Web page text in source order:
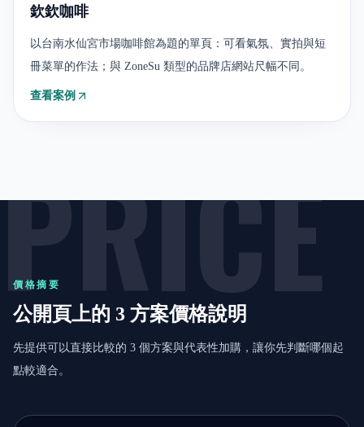
欽欽咖啡
以台南水仙宮市場咖啡館為題的單頁：可看氣氛、實拍與短
冊菜單的作法；與 ZoneSu 類型的品牌店網站尺幅不同。
查看案例
PRICE
價格摘要
公開頁上的 3 方案價格說明
先提供可以直接比較的 3 個方案與代表性加購，讓你先判斷哪個起
點較適合。